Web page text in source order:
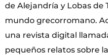
de Alejandría y Lobas de
mundo grecorromano.
una revista digital
pequeños relatos sobre